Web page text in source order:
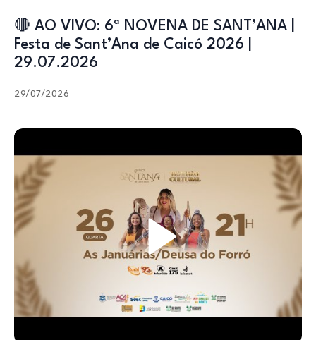
🔴 AO VIVO: 6ª NOVENA DE SANT’ANA |
Festa de Sant’Ana de Caicó 2026 |
29.07.2026
29/07/2026